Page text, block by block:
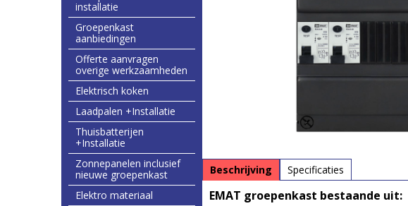
installatie
Groepenkast
aanbiedingen
Offerte aanvragen
overige werkzaamheden
Elektrisch koken
Laadpalen +Installatie
Thuisbatterijen
+Installatie
Zonnepanelen inclusief
nieuwe groepenkast
Elektro materiaal
Beschrijving Specificaties
EMAT groepenkast bestaande uit: